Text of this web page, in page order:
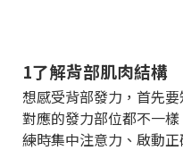
1️了解背部肌肉結構
想感受背部發力，首先
對應的發力部位都不一
練時集中注意力、啟動正